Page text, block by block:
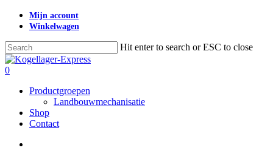
Skip
content
Mijn account
Winkelwagen
Hit enter to search or ESC to close
Close
Search
search
0
Productgroepen
Landbouwmechanisatie
Shop
Contact